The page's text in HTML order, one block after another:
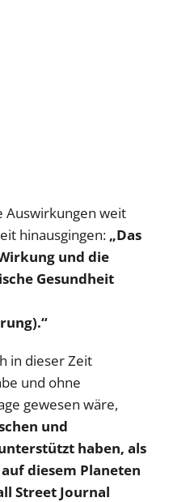
Auswirkungen weit
hinausgingen: „Das
und die
Gesundheit
in dieser Zeit
und ohne
gewesen wäre,
und
haben, als
diesem Planeten
Street Journal